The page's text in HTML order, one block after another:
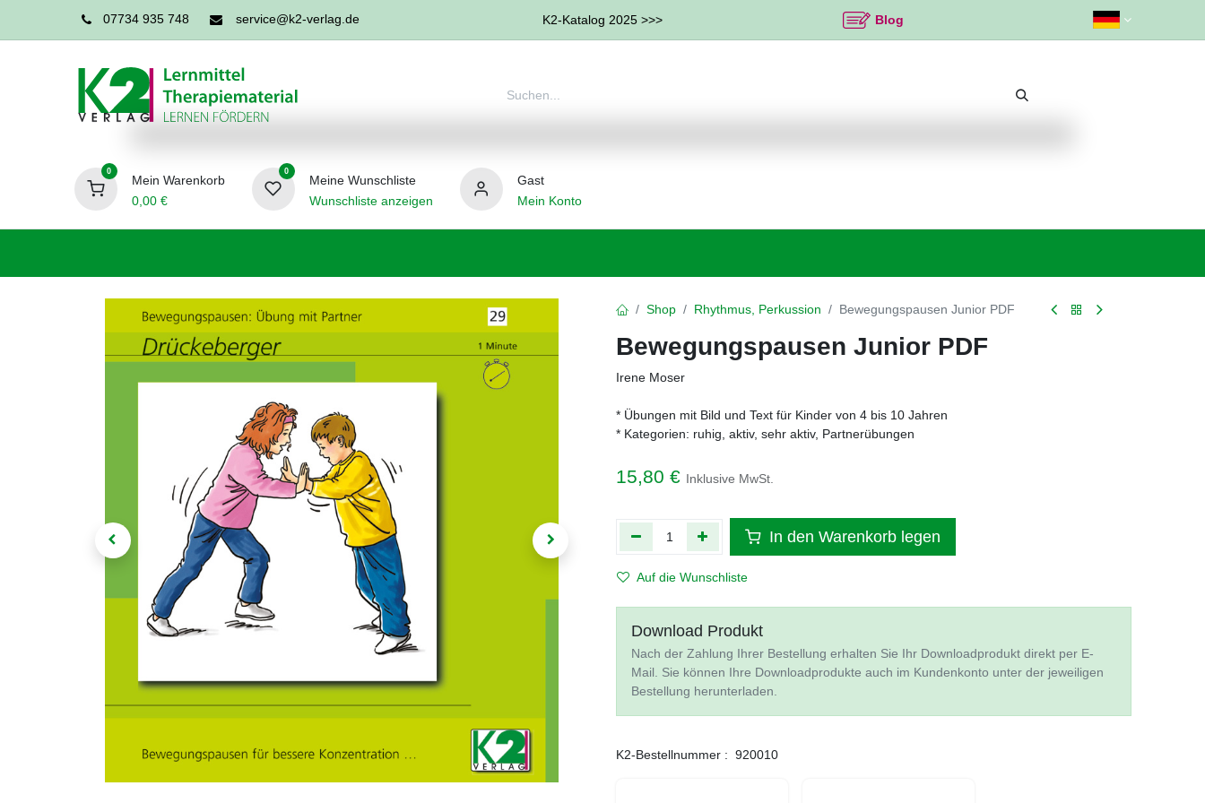
07734 935 748 service@k2-verlag.de K2-Katalog 2025 >>> Blog
0
Mein Warenkorb
0,00€
0
Meine Wunschliste
Wunschliste anzeigen
Gast
Mein Konto
Shop Rhythmus, Perkussion Bewegungspausen Junior PDF
Bewegungspausen Junior PDF
Irene Moser
* Übungen mit Bild und Text für Kinder von 4 bis 10 Jahren
* Kategorien: ruhig, aktiv, sehr aktiv, Partnerübungen
15,80 € Inklusive MwSt.
In den Warenkorb legen
Auf die Wunschliste
Download Produkt
Nach der Zahlung Ihrer Bestellung erhalten Sie Ihr Downloadprodukt direkt per E-
Mail. Sie können Ihre Downloadprodukte auch im Kundenkonto unter der jeweiligen
Bestellung herunterladen.
K2-Bestellnummer : 920010